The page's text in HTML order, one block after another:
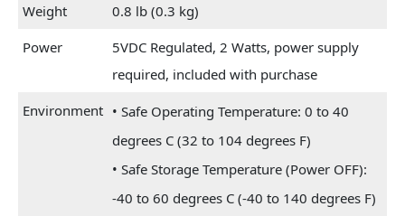
Weight
0.8 lb (0.3 kg)
Power
5VDC Regulated, 2 Watts, power supply
required, included with purchase
Environment • Safe Operating Temperature: 0 to 40
degrees C (32 to 104 degrees F)
• Safe Storage Temperature (Power OFF):
-40 to 60 degrees C (-40 to 140 degrees F)